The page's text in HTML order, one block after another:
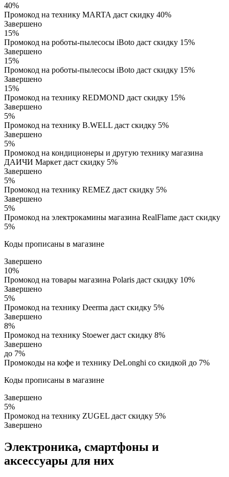
40%
Промокод на технику MARTA даст скидку 40%
Завершено
15%
Промокод на роботы-пылесосы iBoto даст скидку 15%
Завершено
15%
Промокод на роботы-пылесосы iBoto даст скидку 15%
Завершено
15%
Промокод на технику REDMOND даст скидку 15%
Завершено
5%
Промокод на технику B.WELL даст скидку 5%
Завершено
5%
Промокод на кондиционеры и другую технику магазина
ДАИЧИ Маркет даст скидку 5%
Завершено
5%
Промокод на технику REMEZ даст скидку 5%
Завершено
5%
Промокод на электрокамины магазина RealFlame даст скидку
5%
Коды прописаны в магазине
Завершено
10%
Промокод на товары магазина Polaris даст скидку 10%
Завершено
5%
Промокод на технику Deerma даст скидку 5%
Завершено
8%
Промокод на технику Stoewer даст скидку 8%
Завершено
до 7%
Промокоды на кофе и технику DeLonghi со скидкой до 7%
Коды прописаны в магазине
Завершено
5%
Промокод на технику ZUGEL даст скидку 5%
Завершено
Электроника, смартфоны и
аксессуары для них